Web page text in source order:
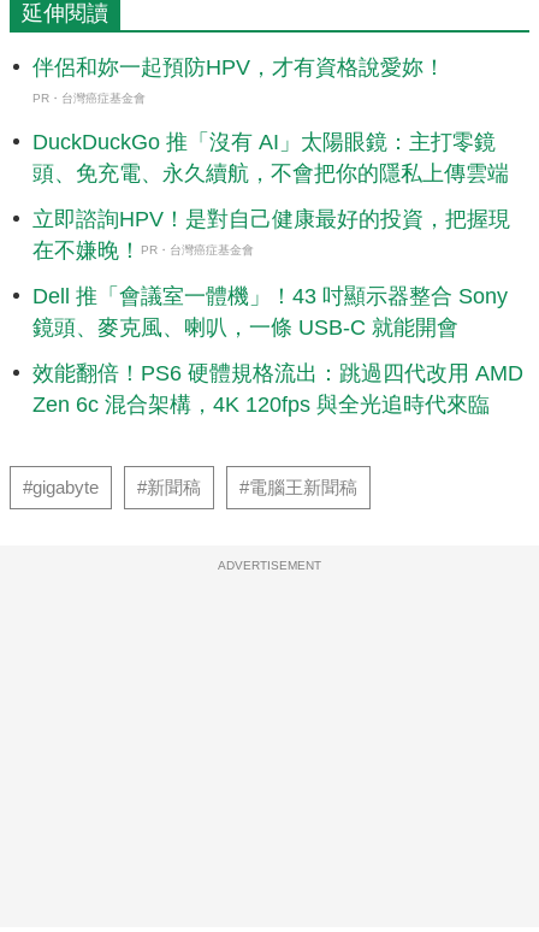
延伸閱讀
伴侶和妳一起預防HPV，才有資格說愛妳！
PR・台灣癌症基金會
DuckDuckGo 推「沒有 AI」太陽眼鏡：主打零鏡
頭、免充電、永久續航，不會把你的隱私上傳雲端
立即諮詢HPV！是對自己健康最好的投資，把握現
在不嫌晚！
PR・台灣癌症基金會
Dell 推「會議室一體機」！43 吋顯示器整合 Sony
鏡頭、麥克風、喇叭，一條 USB-C 就能開會
效能翻倍！PS6 硬體規格流出：跳過四代改用 AMD
Zen 6c 混合架構，4K 120fps 與全光追時代來臨
#gigabyte #新聞稿 #電腦王新聞稿
ADVERTISEMENT